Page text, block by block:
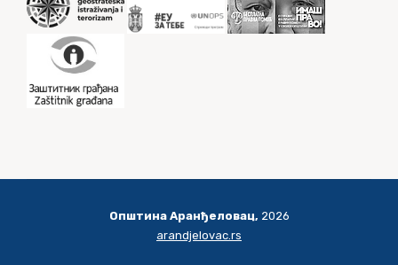
Општина Аранђеловац, 2026
arandjelovac.rs